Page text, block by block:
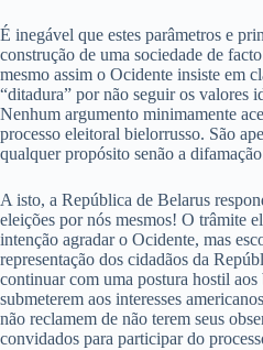
É inegável que estes parâmetros e
construção de uma sociedade de
mesmo assim o Ocidente insiste em
“ditadura” por não seguir os valores
Nenhum argumento minimamente
processo eleitoral bielorrusso. São
qualquer propósito senão a
A isto, a República de Belarus
eleições por nós mesmos! O trâmite
intenção agradar o Ocidente, mas
representação dos cidadãos da
continuar com uma postura hostil aos
submeterem aos interesses
não reclamem de não terem seus
convidados para participar do